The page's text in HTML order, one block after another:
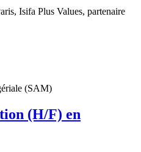
Isifa Plus Values, partenaire
(SAM)
(H/F) en